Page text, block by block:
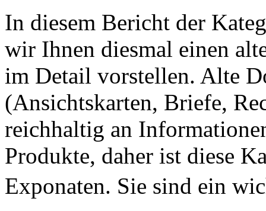
In diesem Bericht der
wir Ihnen diesmal einen
im Detail vorstellen. Alte
(Ansichtskarten, Briefe,
reichhaltig an
Produkte, daher ist diese
Exponaten. Sie sind ein